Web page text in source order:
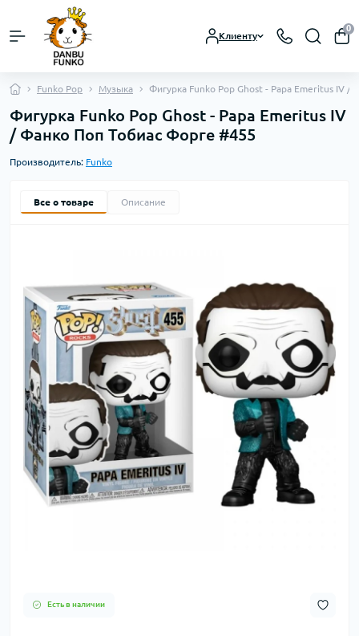
Клиенту
0
Funko Pop Музыка Фигурка Funko Pop Ghost - Papa Emeritus IV
Фигурка Funko Pop Ghost - Papa Emeritus IV
/ Фанко Поп Тобиас Форге #455
Производитель: Funko
Все о товаре Описание
Есть в наличии